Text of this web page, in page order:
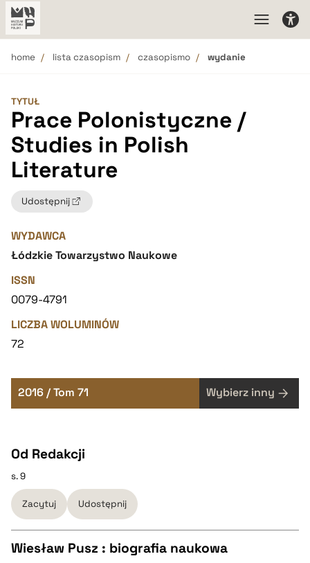
home lista czasopism czasopismo wydanie
TYTUŁ
Prace Polonistyczne /
Studies in Polish
Literature
Udostępnij
WYDAWCA
Łódzkie Towarzystwo Naukowe
ISSN
0079-4791
LICZBA WOLUMINÓW
72
2016 / Tom 71 Wybierz inny
Od Redakcji
s. 9
Zacytuj Udostępnij
Wiesław Pusz : biografia naukowa